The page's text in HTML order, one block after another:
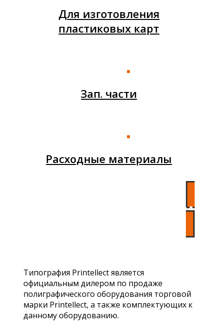
Для изготовления
пластиковых карт
Зап. части
Расходные материалы
СНЯТОЕ С ПРОИЗВОДСТВА
Типография Printellect является
официальным дилером по продаже
полиграфического оборудования торговой
марки Printellect, а также комплектующих к
данному оборудованию.